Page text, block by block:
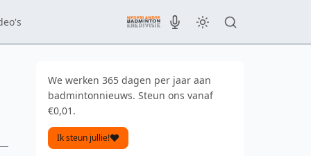
We werken 365 dagen per jaar aan
badmintonnieuws. Steun ons vanaf
€0,01.
Ik steun jullie!